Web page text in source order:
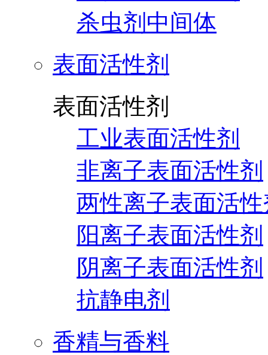
杀虫剂中间体
表面活性剂
表面活性剂
工业表面活性剂
非离子表面活性剂
两性离子表面活
阳离子表面活性剂
阴离子表面活性剂
抗静电剂
香精与香料